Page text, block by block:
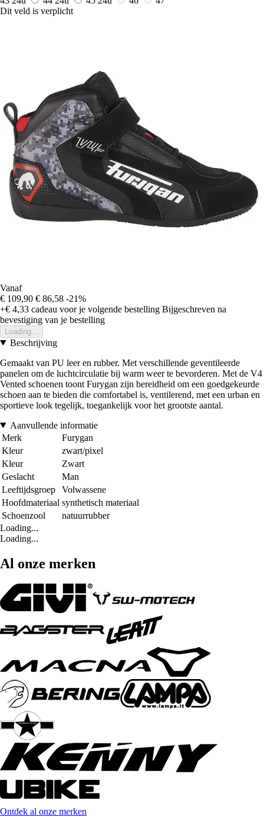
Dit veld is verplicht
Vanaf
€ 109,90 € 86,58 -21%
+€ 4,33 cadeau voor je volgende bestelling Bijgeschreven na
bevestiging van je bestelling
Loading...
Beschrijving
Gemaakt van PU leer en rubber. Met verschillende geventileerde
panelen om de luchtcirculatie bij warm weer te bevorderen. Met de V4
Vented schoenen toont Furygan zijn bereidheid om een goedgekeurde
schoen aan te bieden die comfortabel is, ventilerend, met een urban en
sportieve look tegelijk, toegankelijk voor het grootste aantal.
Aanvullende informatie
Merk
Furygan
Kleur
zwart/pixel
Kleur
Zwart
Geslacht
Man
Leeftijdsgroep
Volwassene
Hoofdmateriaal synthetisch materiaal
Schoenzool
natuurrubber
Loading...
Loading...
Al onze merken
Ontdek al onze merken